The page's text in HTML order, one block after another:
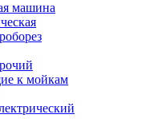
машина
к мойкам